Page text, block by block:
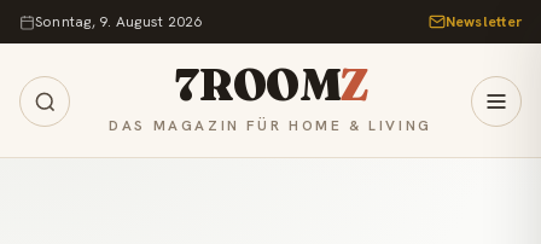
Zum Inhalt springen
Sonntag, 9. August 2026 Newsletter
7ROOMZ
DAS MAGAZIN FÜR HOME & LIVING